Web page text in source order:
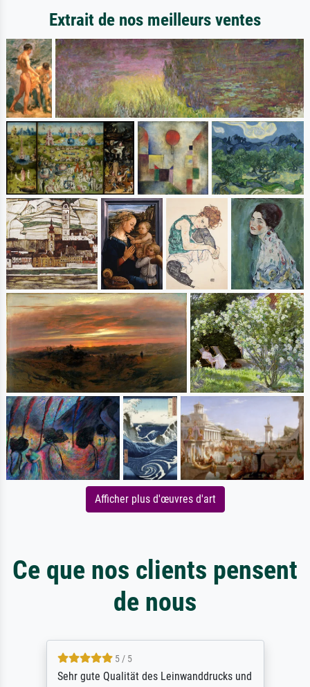
Extrait de nos meilleurs ventes
Afficher plus d'œuvres d'art
Ce que nos clients pensent
de nous
5 / 5
Sehr gute Qualität des Leinwanddrucks und